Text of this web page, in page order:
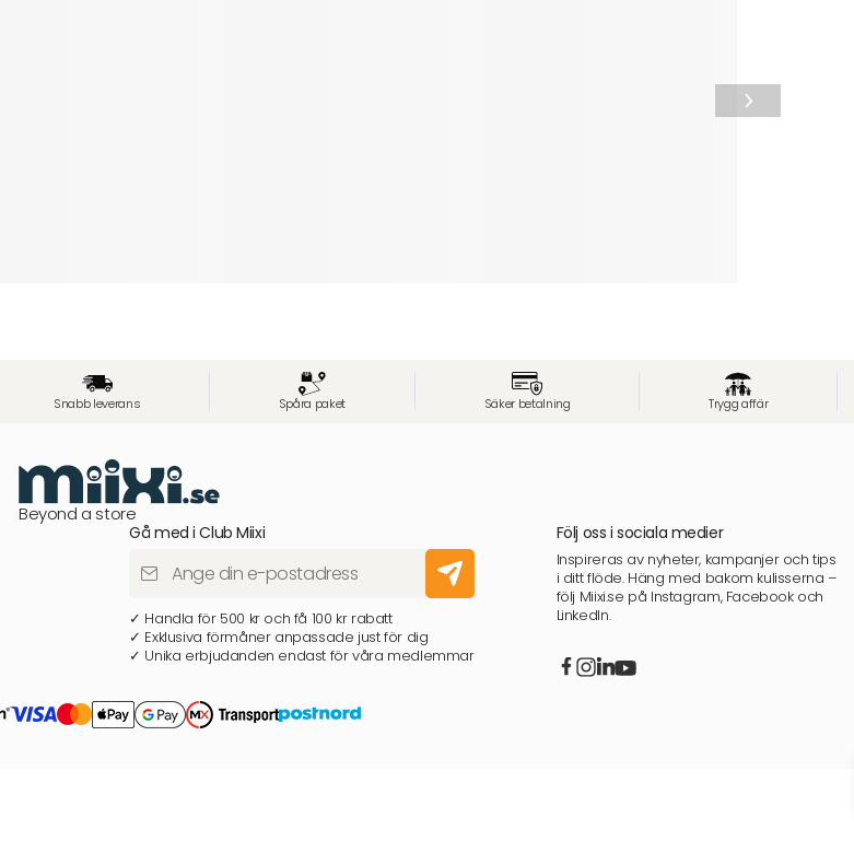
Snabb leverans Spåra paket Säker betalning Trygg affär
Beyond a store
Gå med i Club Miixi
✓ Handla för 500 kr och få 100 kr rabatt
✓ Exklusiva förmåner anpassade just för dig
✓ Unika erbjudanden endast för våra medlemmar
Följ oss i sociala medier
Inspireras av nyheter, kampanjer och tips
i ditt flöde. Häng med bakom kulisserna –
följ Miixi.se på Instagram, Facebook och
LinkedIn.